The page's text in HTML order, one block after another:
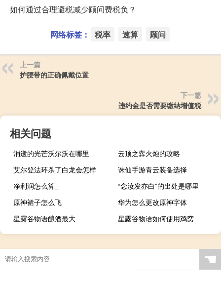
如何通过合理避税减少顾问费税负？
网络标签： 税率 速算 顾问
上一篇
护腰带的正确佩戴位置
下一篇
违约金是否需要缴纳增值税
相关问题
消逝的光芒沃尔沃在哪里
云顶之弈火炮的攻略
艾尔登法环杀了白龙会怎样
诛仙手游青云装备选择
净利润怎么算_
“念汝发亦白”的出处是哪里
原神裙子怎么飞
华为怎么更改原神字体
星露谷物语酿酒最大
星露谷物语如何使用鸡窝
☚